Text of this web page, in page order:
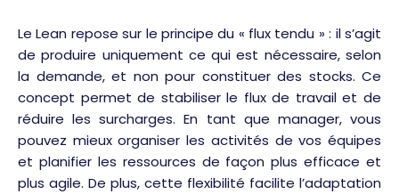
Le Lean repose sur le principe du « flux tendu » : il s’agit
de produire uniquement ce qui est nécessaire, selon
la demande, et non pour constituer des stocks. Ce
concept permet de stabiliser le flux de travail et de
réduire les surcharges. En tant que manager, vous
pouvez mieux organiser les activités de vos équipes
et planifier les ressources de façon plus efficace et
plus agile. De plus, cette flexibilité facilite l’adaptation